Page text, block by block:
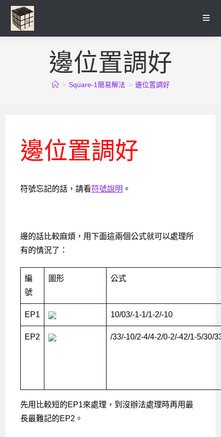
Skip
content
邊位置調好
> Square-1簡易解法 > 邊位置調好
邊位置調好
符號忘記的話，請看符號說明 。
邊的話比較麻煩，用下面這兩個公式就可以處理所
有的情況了：
編
號
圖形 公式
EP1 10/03/-1-1/1-2/-10
EP2 /33/-10/2-4/4-2/0-2/-42/1-5/30/
先用比較短的EP1來處理，到沒辦法處理時再用最
長最難記的EP2。